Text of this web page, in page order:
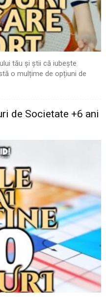
tău și știi că iubește
o mulțime de opțiuni de
de Societate +6 ani